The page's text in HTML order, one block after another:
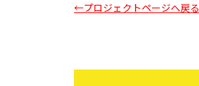
←プロジェクトページへ戻る